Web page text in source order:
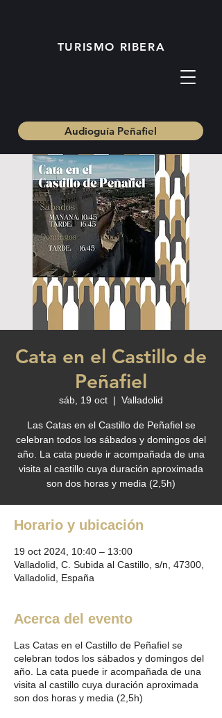
TURISMO RIBERA
Audioguía Peñafiel
Cata en el Castillo de
Peñafiel
sáb, 19 oct
  |
Valladolid
Las Catas en el Castillo de Peñafiel se
celebran todos los sábados y domingos del
año. La cata puede ir acompañada de una
visita al castillo cuya duración aproximada
son dos horas y media (2,5h)
Horario y ubicación
19 oct 2024, 10:40 – 13:00
Valladolid, C. Subida al Castillo, s/n, 47300,
Valladolid, España
Acerca del evento
Las Catas en el Castillo de Peñafiel se
celebran todos los sábados y domingos del
año. La cata puede ir acompañada de una
visita al castillo cuya duración aproximada
son dos horas y media (2,5h)